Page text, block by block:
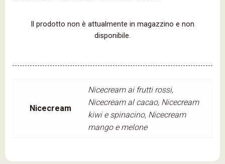
Il prodotto non è attualmente in magazzino e non
disponibile.
Nicecream
Nicecream ai frutti rossi,
Nicecream al cacao, Nicecream
kiwi e spinacino, Nicecream
mango e melone